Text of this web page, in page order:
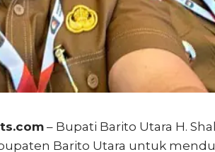
– Bupati Barito Utara H.
Barito Utara untuk